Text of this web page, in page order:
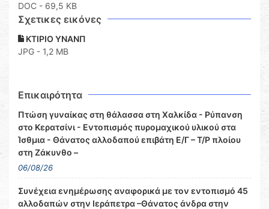
DOC - 69,5 KB
Σχετικες εικόνες
ΚΤΙΡΙΟ ΥΝΑΝΠ
JPG - 1,2 MB
Επικαιρότητα
Πτώση γυναίκας στη θάλασσα στη Χαλκίδα - Ρύπανση
στο Κερατσίνι - Εντοπισμός πυρομαχικού υλικού στα
Ίσθμια - Θάνατος αλλοδαπού επιβάτη Ε/Γ – Τ/Ρ πλοίου
στη Ζάκυνθο –
06/08/26
Συνέχεια ενημέρωσης αναφορικά με τον εντοπισμό 45
αλλοδαπών στην Ιεράπετρα –Θάνατος άνδρα στην